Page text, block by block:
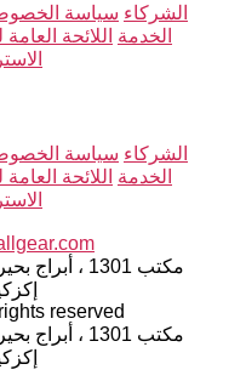
الشركاء سياسة
الخدمة اللائحة
الشركاء سياسة
الخدمة اللائحة
مكتب 1301 ،
reserved
مكتب 1301 ،